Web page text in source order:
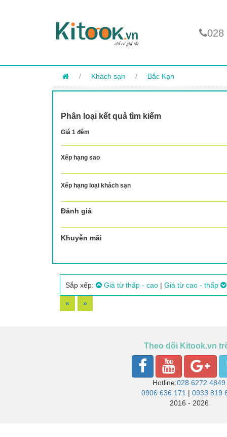
028
/ Khách sạn / Bắc Kạn
Phân loại kết quả tìm kiếm
Giá 1 đêm
Xếp hạng sao
Xếp hạng loại khách sạn
Đánh giá
Khuyễn mãi
Sắp xếp: Giá từ thấp - cao| Giá từ cao - thấp
« »
Theo dõi Kitook.vn
Hotline:028 6272 4849
0906 636 171 | 0933 819
2016 - 2026